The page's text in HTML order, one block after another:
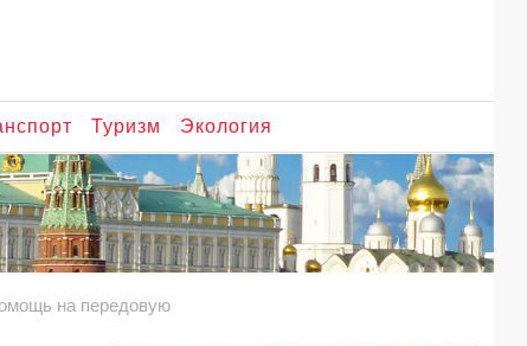
Туризм Экология
на передовую